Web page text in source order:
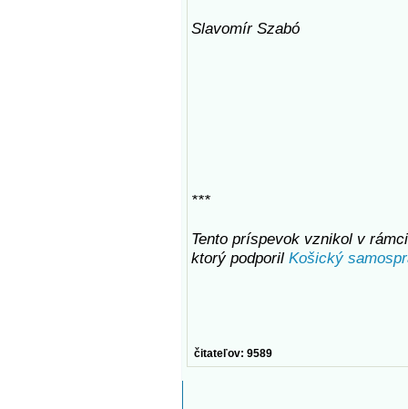
Slavomír Szabó
***
Tento príspevok vznikol v
ktorý podporil Košický
čitateľov: 9589